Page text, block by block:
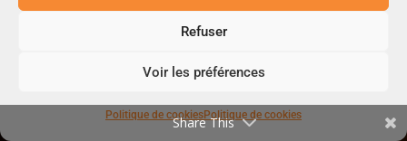
Refuser
Voir les préférences
Politique de cookiesPolitique de cookies
Formulaire de contact
Share This